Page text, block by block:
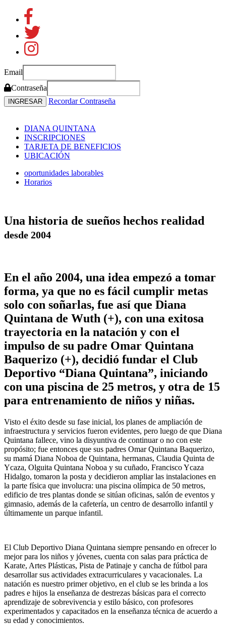
Email
Contraseña
Recordar Contraseña
DIANA QUINTANA
INSCRIPCIONES
TARJETA DE BENEFICIOS
UBICACIÓN
oportunidades laborables
Horarios
Una historia de sueños hechos realidad
desde 2004
En el año 2004, una idea empezó a tomar
forma, ya que no es fácil cumplir metas
solo con soñarlas, fue así que Diana
Quintana de Wuth (+), con una exitosa
trayectoria en la natación y con el
impulso de su padre Omar Quintana
Baquerizo (+), decidió fundar el Club
Deportivo “Diana Quintana”, iniciando
con una piscina de 25 metros, y otra de 15
para entrenamiento de niños y niñas.
Visto el éxito desde su fase inicial, los planes de ampliación de
infraestructura y servicios fueron evidentes, pero luego de que Diana
Quintana fallece, vino la disyuntiva de continuar o no con este
propósito; fue entonces que sus padres Omar Quintana Baquerizo,
su mamá Diana Noboa de Quintana, hermanas, Claudia Quinta de
Ycaza, Olguita Quintana Noboa y su cuñado, Francisco Ycaza
Hidalgo, tomaron la posta y decidieron ampliar las instalaciones en
la parte física que involucra: una piscina olímpica de 50 metros,
edificio de tres plantas donde se sitúan oficinas, salón de eventos y
gimnasio, además de la cafetería, un centro de desarrollo infantil y
últimamente un parque infantil.
El Club Deportivo Diana Quintana siempre pensando en ofrecer lo
mejor para los niños y jóvenes, cuenta con salas para práctica de
Karate, Artes Plásticas, Pista de Patinaje y cancha de fútbol para
desarrollar sus actividades extracurriculares y vacacionales. La
natación es nuestro primer objetivo, en el club se les brinda a los
padres e hijos la enseñanza de destrezas básicas para el correcto
aprendizaje de sobrevivencia y estilo básico, con profesores
experimentados y capacitados en la enseñanza técnica de acuerdo a
su edad y conocimientos.